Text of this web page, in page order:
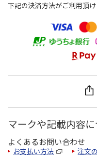
下記の決済方法がご利用頂け
マークや記載内容
よくあるお問い合わせ
お支払い方法 注文